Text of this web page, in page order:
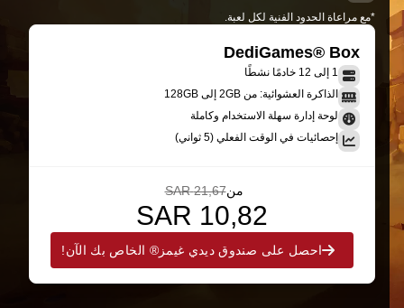
*مع مراعاة الحدود الفنية لكل لعبة.
DediGames® Box
1 إلى 12 خادمًا نشطًا
الذاكرة العشوائية: من 2GB إلى 128GB
لوحة إدارة سهلة الاستخدام وكاملة
إحصائيات في الوقت الفعلي (5 ثواني)
من21,67 SAR
10,82 SAR
احصل على صندوق ديدي غيمز® الخاص بك الآن!